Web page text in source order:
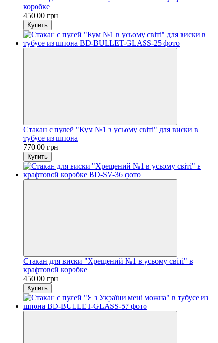
коробке
450.00 грн
Купить
Стакан с пулей "Кум №1 в усьому світі" для виски в
тубусе из шпона
770.00 грн
Купить
Стакан для виски "Хрещений №1 в усьому світі" в
крафтовой коробке
450.00 грн
Купить